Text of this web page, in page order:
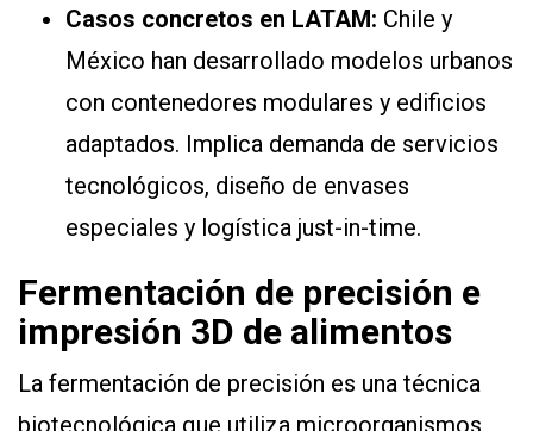
Casos concretos en LATAM: Chile y
México han desarrollado modelos urbanos
con contenedores modulares y edificios
adaptados. Implica demanda de servicios
tecnológicos, diseño de envases
especiales y logística just-in-time.
Fermentación de precisión e
impresión 3D de alimentos
La fermentación de precisión es una técnica
biotecnológica que utiliza microorganismos